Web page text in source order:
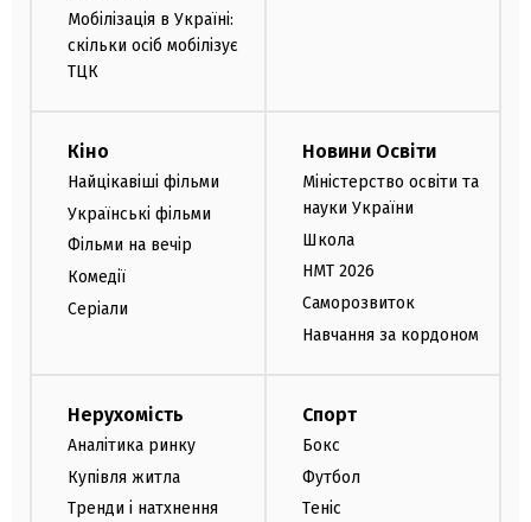
Мобілізація в Україні:
скільки осіб мобілізує
ТЦК
Кіно
Найцікавіші фільми
Українські фільми
Фільми на вечір
Комедії
Серіали
Новини Освіти
Міністерство освіти та
науки України
Школа
НМТ 2026
Саморозвиток
Навчання за кордоном
Нерухомість
Аналітика ринку
Купівля житла
Тренди і натхнення
Спорт
Бокс
Футбол
Теніс